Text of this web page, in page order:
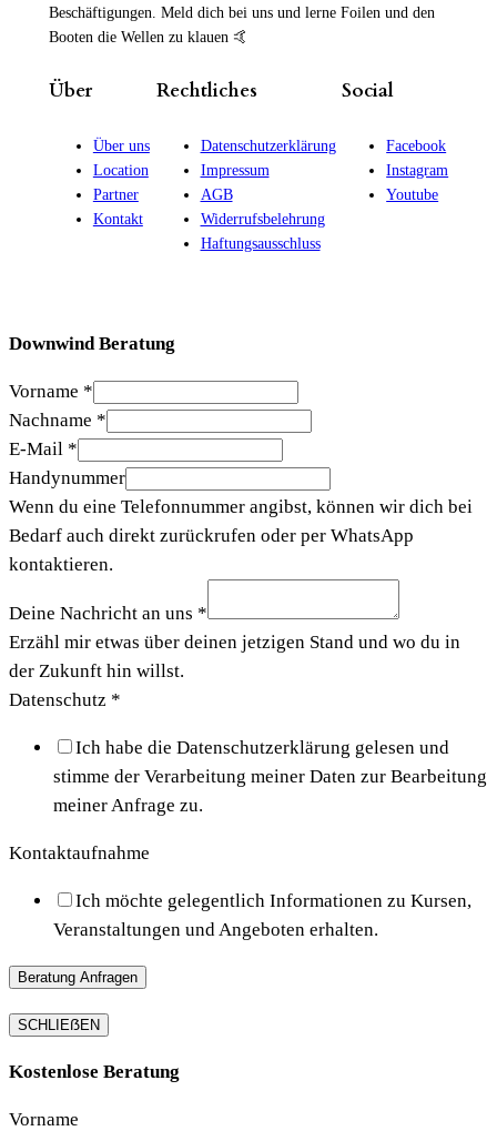
Beschäftigungen. Meld dich bei uns und lerne Foilen und den
Booten die Wellen zu klauen 🤙
Über
Über uns
Location
Partner
Kontakt
Rechtliches
Datenschutzerklärung
Impressum
AGB
Widerrufsbelehrung
Haftungsausschluss
Social
Facebook
Instagram
Youtube
Downwind Beratung
Vorname *
Nachname *
E-Mail *
Handynummer
Wenn du eine Telefonnummer angibst, können wir dich bei
Bedarf auch direkt zurückrufen oder per WhatsApp
kontaktieren.
Deine Nachricht an uns *
Erzähl mir etwas über deinen jetzigen Stand und wo du in
der Zukunft hin willst.
Datenschutz *
Ich habe die Datenschutzerklärung gelesen und
stimme der Verarbeitung meiner Daten zur Bearbeitung
meiner Anfrage zu.
Kontaktaufnahme
Ich möchte gelegentlich Informationen zu Kursen,
Veranstaltungen und Angeboten erhalten.
Beratung Anfragen
SCHLIEẞEN
Kostenlose Beratung
Vorname